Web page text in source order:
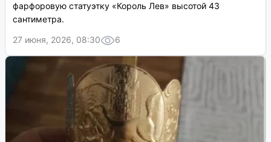
фарфоровую статуэтку «Король Лев» высотой 43
сантиметра.
27 июня, 2026, 08:30
6